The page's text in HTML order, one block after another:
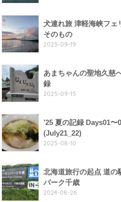
犬連れ旅 津軽海峡フェ
そのもの
2025-09-19
あまちゃんの聖地久慈
録
2025-09-15
’25 夏の記録 Days01〜
(July21_22)
2025-08-10
北海道旅行の起点 道の
パーク千歳
2024-08-26